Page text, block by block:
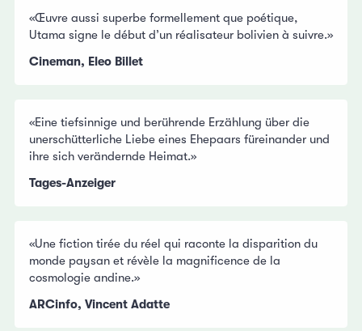
«Œuvre aussi superbe formellement que poétique,
Utama signe le début d’un réalisateur bolivien à suivre.»
Cineman, Eleo Billet
«Eine tiefsinnige und berührende Erzählung über die
unerschütterliche Liebe eines Ehepaars füreinander und
ihre sich verändernde Heimat.»
Tages-Anzeiger
«Une fiction tirée du réel qui raconte la disparition du
monde paysan et révèle la magnificence de la
cosmologie andine.»
ARCinfo, Vincent Adatte